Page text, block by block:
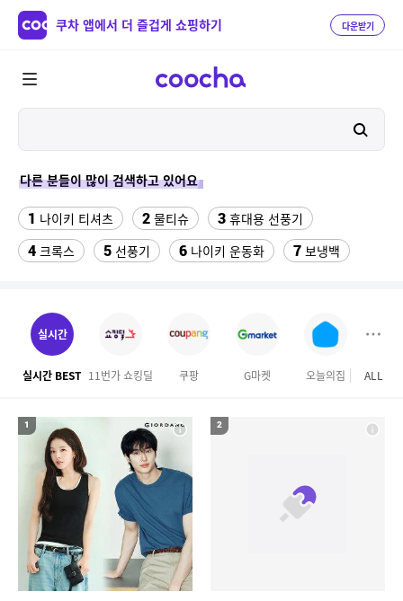
쿠차 앱에서 더 즐겁게 쇼핑하기 다운받기
다른 분들이 많이 검색하고 있어요
1 나이키 티셔츠 2 물티슈 3 휴대용 선풍기
4 크록스 5 선풍기 6 나이키 운동화 7 보냉백
12 생수
15 성인용세발자전거중고 갤럭시s7엣지 강화유리
17 파타고니아 18 차량용스프레이페인트
forever21 포켓몬 카드 메가진화 카드 짝퉁
ALL
실시간
실시간 BEST 11번가 쇼킹딜 쿠팡 G마켓 오늘의집
1 2